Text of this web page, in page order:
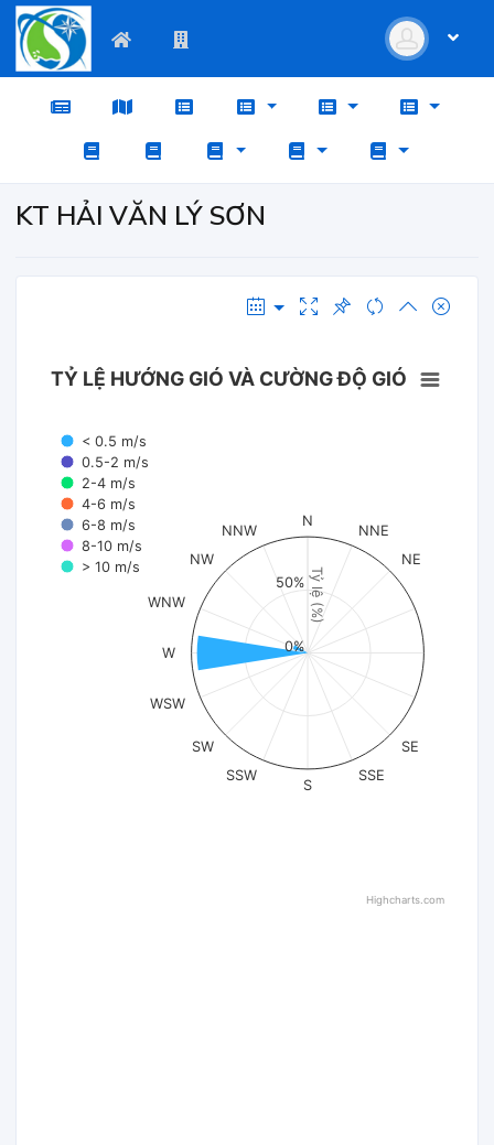
KT HẢI VĂN LÝ SƠN
Tỷ lệ (%)
TỶ LỆ HƯỚNG GIÓ VÀ CƯỜNG ĐỘ GIÓ
< 0.5 m/s
0.5-2 m/s
2-4 m/s
4-6 m/s
6-8 m/s
8-10 m/s
> 10 m/s
N
NNE
NE
SE
SSE
S
SSW
SW
WSW
W
WNW
NW
NNW
0%
50%
Highcharts.com